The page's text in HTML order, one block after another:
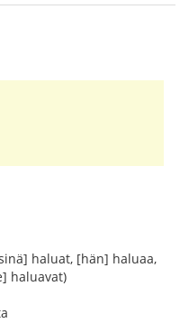
haluat, [hän] haluaa,
haluavat)